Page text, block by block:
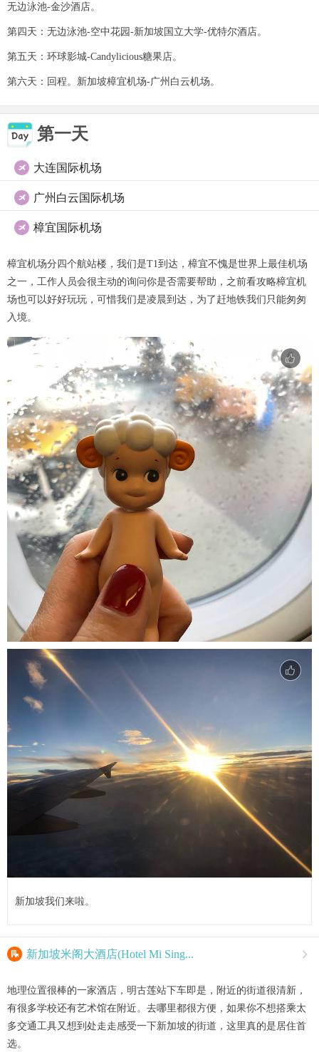
无边泳池-金沙酒店。
第四天：无边泳池-空中花园-新加坡国立大学-优特尔酒店。
第五天：环球影城-Candylicious糖果店。
第六天：回程。新加坡樟宜机场-广州白云机场。
第一天
 大连国际机场
 广州白云国际机场
 樟宜国际机场
樟宜机场分四个航站楼，我们是T1到达，樟宜不愧是世界上最佳机场
之一，工作人员会很主动的询问你是否需要帮助，之前看攻略樟宜机
场也可以好好玩玩，可惜我们是凌晨到达，为了赶地铁我们只能匆匆
入境。
新加坡我们来啦。
 新加坡米阁大酒店(Hotel Mi Sing... 
地理位置很棒的一家酒店，明古莲站下车即是，附近的街道很清新，
有很多学校还有艺术馆在附近。去哪里都很方便，如果你不想搭乘太
多交通工具又想到处走走感受一下新加坡的街道，这里真的是居住首
选。